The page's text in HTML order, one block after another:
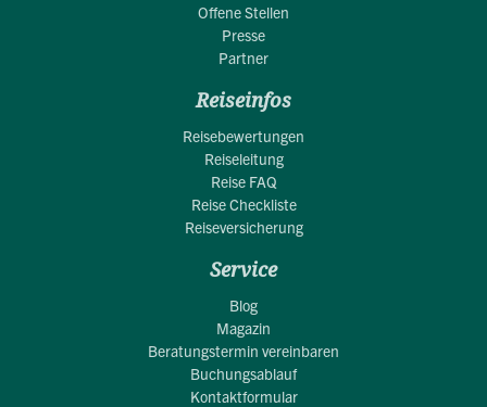
Offene Stellen
Presse
Partner
Reiseinfos
Reisebewertungen
Reiseleitung
Reise FAQ
Reise Checkliste
Reiseversicherung
Service
Blog
Magazin
Beratungstermin vereinbaren
Buchungsablauf
Kontaktformular